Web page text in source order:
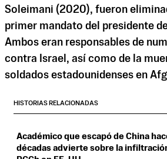
Soleimani (2020), fueron
primer mandato del presidente
Ambos eran responsables de
contra Israel, así como de la
soldados estadounidenses en
HISTORIAS RELACIONADAS
Académico que escapó de China
décadas advierte sobre la